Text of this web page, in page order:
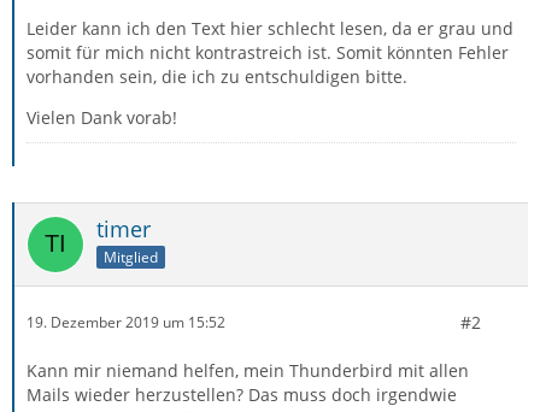
Leider kann ich den Text hier schlecht lesen, da er grau und
somit für mich nicht kontrastreich ist. Somit könnten Fehler
vorhanden sein, die ich zu entschuldigen bitte.
Vielen Dank vorab!
timer
Mitglied
19. Dezember 2019 um 15:52 #2
Kann mir niemand helfen, mein Thunderbird mit allen
Mails wieder herzustellen? Das muss doch irgendwie